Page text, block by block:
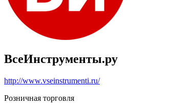
ВсеИнструменты.ру
http://www.vseinstrumenti.ru/
Розничная торговля